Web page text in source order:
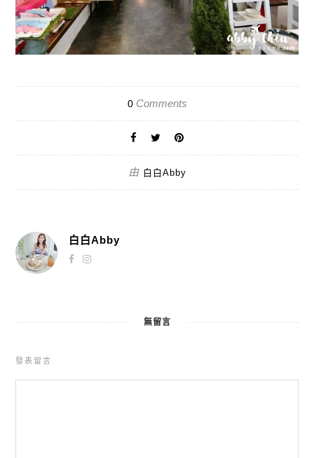
0Comments
由 白白Abby
白白Abby
無留言
發表留言